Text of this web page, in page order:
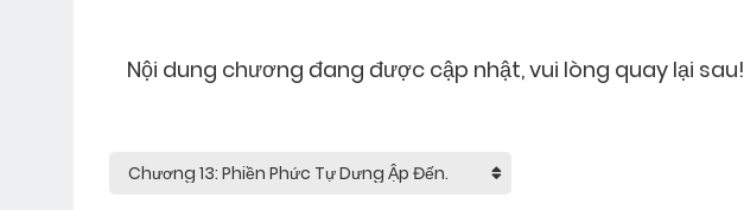
Nội dung chương đang được cập nhật, vui lòng quay lại sau!